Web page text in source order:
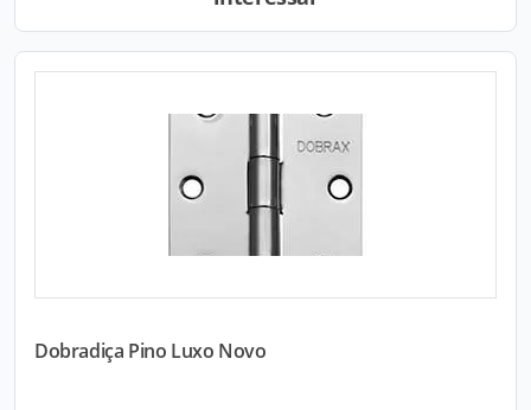
Dobradiça Pino Luxo Novo